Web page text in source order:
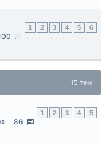
1 2 3 4 5 6
15 тем
1 2 3 4 5
86